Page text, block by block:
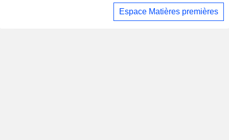
Espace Matières premières